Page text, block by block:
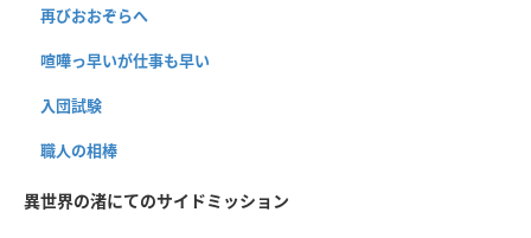
再びおおぞらへ
喧嘩っ早いが仕事も早い
入団試験
職人の相棒
異世界の渚にてのサイドミッション